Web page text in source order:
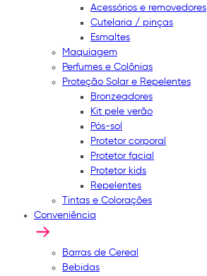
Acessórios e removedores
Cutelaria / pinças
Esmaltes
Maquiagem
Perfumes e Colônias
Proteção Solar e Repelentes
Bronzeadores
Kit pele verão
Pós-sol
Protetor corporal
Protetor facial
Protetor kids
Repelentes
Tintas e Colorações
Conveniência
Barras de Cereal
Bebidas